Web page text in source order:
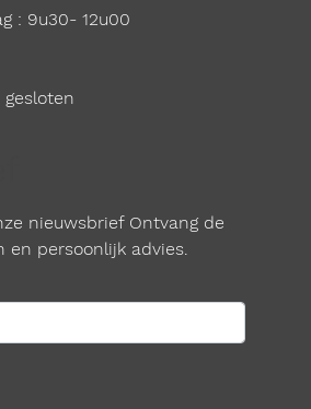
: 9u30- 12u00
nieuwsbrief Ontvang de
en persoonlijk advies.